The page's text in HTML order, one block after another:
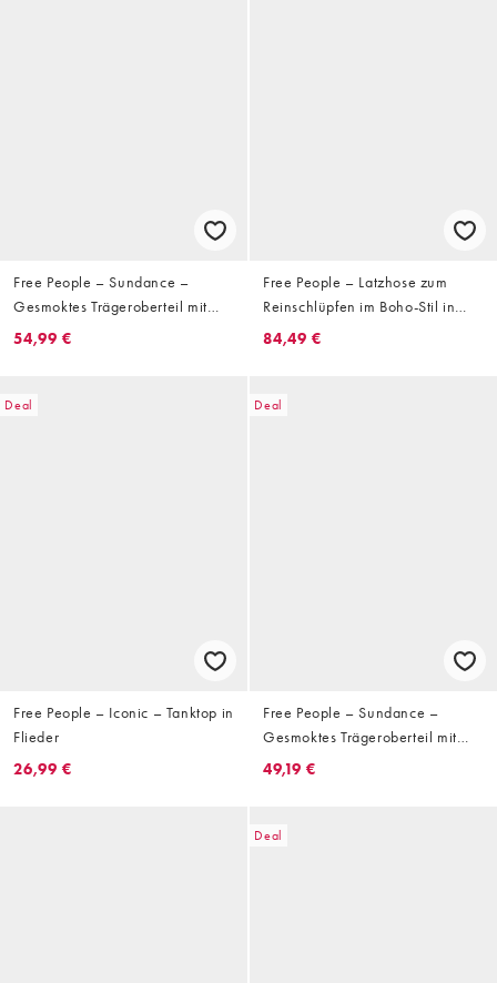
Free People – Sundance –
Gesmoktes Trägeroberteil mit
rotem Vichy-Karomuster
54,99 €
Free People – Latzhose zum
Reinschlüpfen im Boho-Stil in
Elfenbeinweiß
84,49 €
Deal
Free People – Iconic – Tanktop in
Flieder
26,99 €
Deal
Free People – Sundance –
Gesmoktes Trägeroberteil mit
gelbem Vichy-Karomuster
49,19 €
Deal